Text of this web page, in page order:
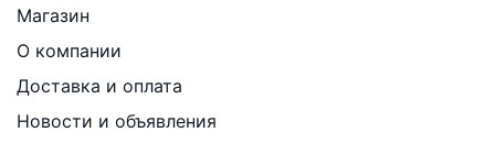
Магазин
О компании
Доставка и оплата
Новости и объявления